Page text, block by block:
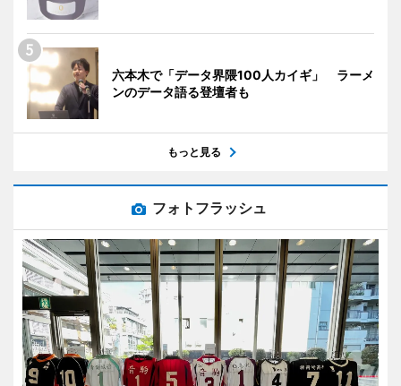
六本木で「データ界隈100人カイギ」 ラーメ
ンのデータ語る登壇者も
もっと見る
フォトフラッシュ